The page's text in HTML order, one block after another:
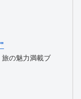
の魅力満載ブ